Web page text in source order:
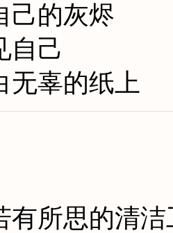
己的灰烬
自己
无辜的纸上
有所思的清洁